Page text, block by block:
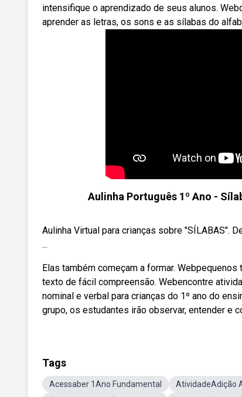
intensifique o aprendizado de seus alunos.
aprender as letras, os sons e as sílabas do
Aulinha Português 1º Ano -
Aulinha Virtual para crianças sobre "SÍLABAS".
...
Elas também começam a formar.
texto de fácil compreensão. Webencontre
nominal e verbal para crianças do 1º ano do
grupo, os estudantes irão observar, entender e
Tags
Acessaber 1Ano Fundamental AtividadeAdição